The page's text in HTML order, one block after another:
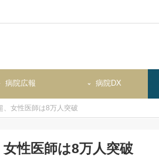
病院広報 病院DX
、女性医師は8万人突破
性医師は8万人突破